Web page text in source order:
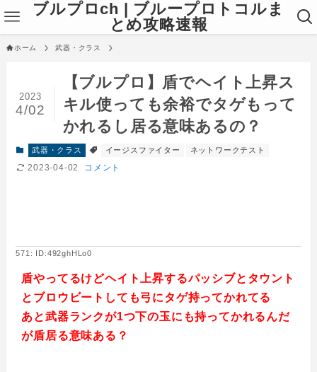
ブルプロch | ブループロトコルま
とめ攻略速報
ホーム 武器・クラス
【ブルプロ】盾でヘイト上昇ス
キル使っても余裕でタゲもって
かれるし居る意味あるの？
2023
4/02
武器・クラス イージスファイター ネットワークテスト
2023-04-02 コメント
571: ID:492ghHLo0
盾やってるけどヘイト上昇するパッシブとタウント
とブロウビートしても弓にタゲ持ってかれてる
あと武器ランクが1つ下の玉にも持ってかれるんだ
が盾居る意味ある？